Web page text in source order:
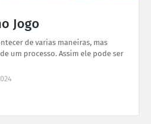
Jogo
de varias maneiras, mas
um processo. Assim ele pode ser